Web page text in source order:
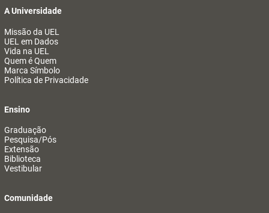
A Universidade
Missão da UEL
UEL em Dados
Vida na UEL
Quem é Quem
Marca Símbolo
Política de Privacidade
Ensino
Graduação
Pesquisa/Pós
Extensão
Biblioteca
Vestibular
Comunidade